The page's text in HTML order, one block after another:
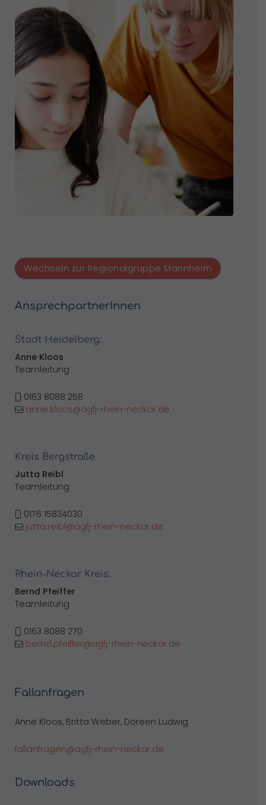
Wechseln zur Regionalgruppe Mannheim
AnsprechpartnerInnen
Stadt Heidelberg:
Anne Kloos
Teamleitung
0163 8088 258
anne.kloos@agfj-rhein-neckar.de
Kreis Bergstraße
Jutta Reibl
Teamleitung
0176 15834030
jutta.reibl@agfj-rhein-neckar.de
Rhein-Neckar Kreis:
Bernd Pfeiffer
Teamleitung
0163 8088 270
bernd.pfeiffer@agfj-rhein-neckar.de
Fallanfragen
Anne Kloos, Britta Weber, Doreen Ludwig
fallanfragen@agfj-rhein-neckar.de
Downloads